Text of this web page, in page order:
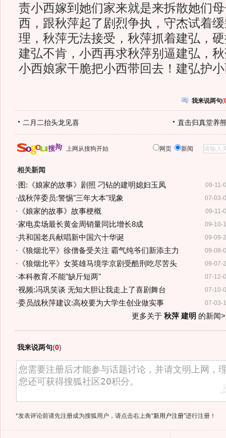
责小西嫁到她们家来就是来拆散她们
西，跟秋萍起了剧烈争执，守杰试着
理，秋萍无法接受，秋萍抓着建弘，
建弘不肯，小西再求秋萍别逼建弘，
小西娘家干脆把小西带回去！建弘护
我来说两句(
二月二抬头龙见喜 直击归真堂养
上网从搜狗开始 网页 新闻
相关新闻
09-11-
· 图:《娘家的故事》剧照 刁钻的建明媳妇玉凤
07-03-
·战秋萍委员:警惕"三年大本"现象
09-11-
· 《娘家的故事》故事梗概
09-10-
·家电卖场最长黄金周销量同比增长8成
09-09-
·共和国老兵献唱新中国六十华诞
09-08-
· 《狼烟北平》徐僧备受关注 霸气纯爷们新添主力
09-07-
· 《狼烟北平》女英雄马境学京剧受酷刑吃尽苦头
07-12-
·本科教育,不能"缺斤短两"
07-10-
·视频:冯巩笑谈 无知大胆让我走上了喜剧舞台
07-03-
·委员战秋萍建议:高校要为大学生创业做实事
更多关于 秋萍 建明 的新闻
我来说两句(0)
*发表评论前请先注册成为搜狐用户，请点击右上角“新用户注册”进行注册！